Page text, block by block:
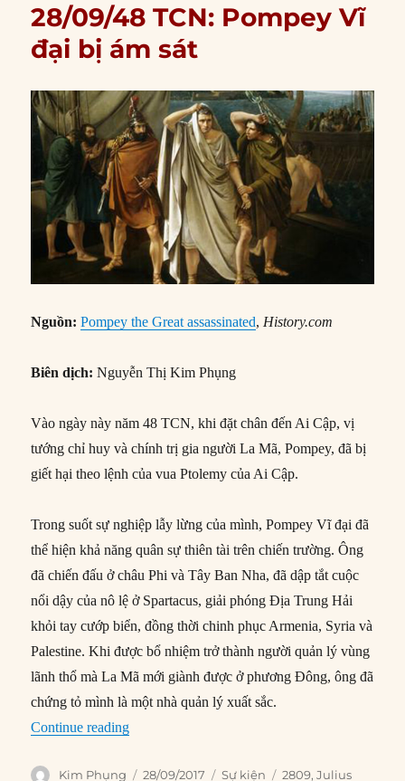
28/09/48 TCN: Pompey Vĩ
đại bị ám sát
Nguồn: Pompey the Great assassinated, History.com
Biên dịch: Nguyễn Thị Kim Phụng
Vào ngày này năm 48 TCN, khi đặt chân đến Ai Cập, vị
tướng chỉ huy và chính trị gia người La Mã, Pompey, đã bị
giết hại theo lệnh của vua Ptolemy của Ai Cập.
Trong suốt sự nghiệp lẫy lừng của mình, Pompey Vĩ đại đã
thể hiện khả năng quân sự thiên tài trên chiến trường. Ông
đã chiến đấu ở châu Phi và Tây Ban Nha, đã dập tắt cuộc
nổi dậy của nô lệ ở Spartacus, giải phóng Địa Trung Hải
khỏi tay cướp biển, đồng thời chinh phục Armenia, Syria và
Palestine. Khi được bổ nhiệm trở thành người quản lý vùng
lãnh thổ mà La Mã mới giành được ở phương Đông, ông đã
chứng tỏ mình là một nhà quản lý xuất sắc.
Continue reading“28/09/48 TCN: Pompey Vĩ đại bị ám sát”
Author
Kim Phụng
Posted
28/09/2017 Categories
Sự kiện Tags
2809,Julius